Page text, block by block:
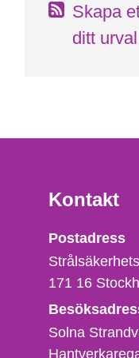
Skapa
ditt
Kontakt
Postadress
171 16
Solna